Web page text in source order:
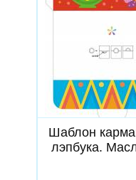
Шаблон
лэпбука.